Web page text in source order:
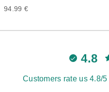
Precio de oferta
94.99 €
4.8
Customers rate us 4.8/